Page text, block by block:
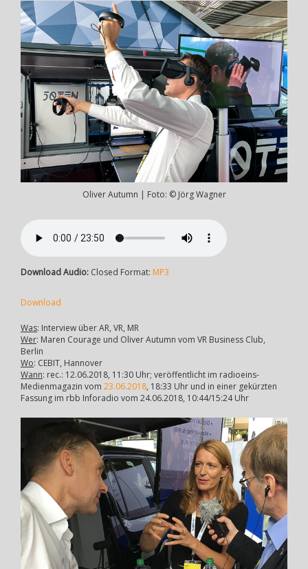
Oliver Autumn | Foto: © Jörg Wagner
Download Audio: Closed Format: MP3
Download
Was: Interview über AR, VR, MR
Wer: Maren Courage und Oliver Autumn vom VR Business Club,
Berlin
Wo: CEBIT, Hannover
Wann: rec.: 12.06.2018, 11:30 Uhr; veröffentlicht im radioeins-
Medienmagazin vom 23.06.2018, 18:33 Uhr und in einer gekürzten
Fassung im rbb Inforadio vom 24.06.2018, 10:44/15:24 Uhr